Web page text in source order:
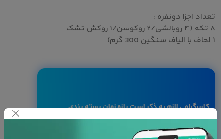
تعداد اجزا دونفره :
۸ تکه (۴ روبالشی/۲ روکوسن/۱ روکش تشک
۱ لحاف با الیاف سنگین 300 گرم)
کاربرگرامی لازم به ذکر است بازه زمان بسته بندی
کالا بین ۷ الی ۱۰ روز کاری می باشد.